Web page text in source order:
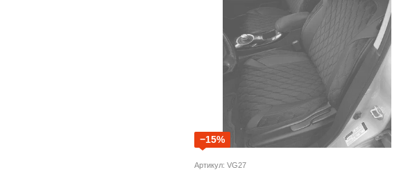
−15%
Артикул: VG27